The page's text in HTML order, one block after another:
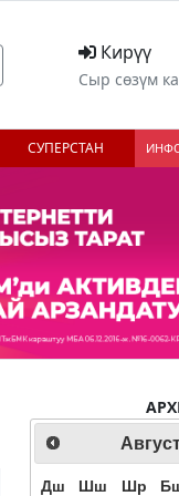
Кирүү
Сыр сөзүм
СУПЕРСТАН
Дш Шш Шр